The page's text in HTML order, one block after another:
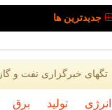
جدیدترین ها
تگهای خبرگزاری نفت و گاز
انرژی تولید برق